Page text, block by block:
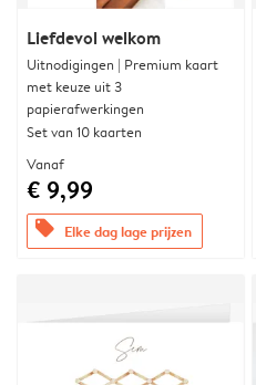
Liefdevol welkom
Uitnodigingen | Premium kaart
met keuze uit 3
papierafwerkingen
Set van 10 kaarten
Vanaf
€ 9,99
offers Elke dag lage prijzen